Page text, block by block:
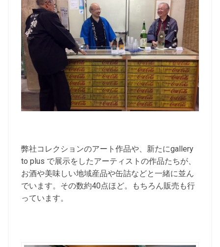
弊社コレクションのアート作品や、新たにgallery
to plus で展示をしたアーティストの作品たちが、
お酒や美味しい地域産品や缶詰などと一緒に並ん
でいます。その数約40点ほど。もちろん販売も行
っています。